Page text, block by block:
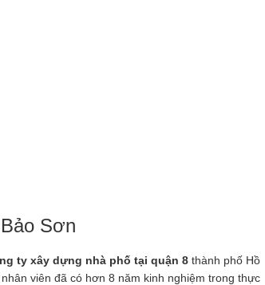
Sơn
ty xây dựng nhà phố tại quận 8 thành phố Hồ
viên đã có hơn 8 năm kinh nghiệm trong thực